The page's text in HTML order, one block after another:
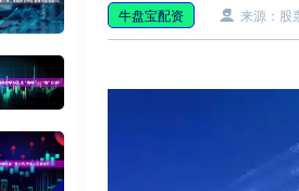
牛盘宝配资 来源：股